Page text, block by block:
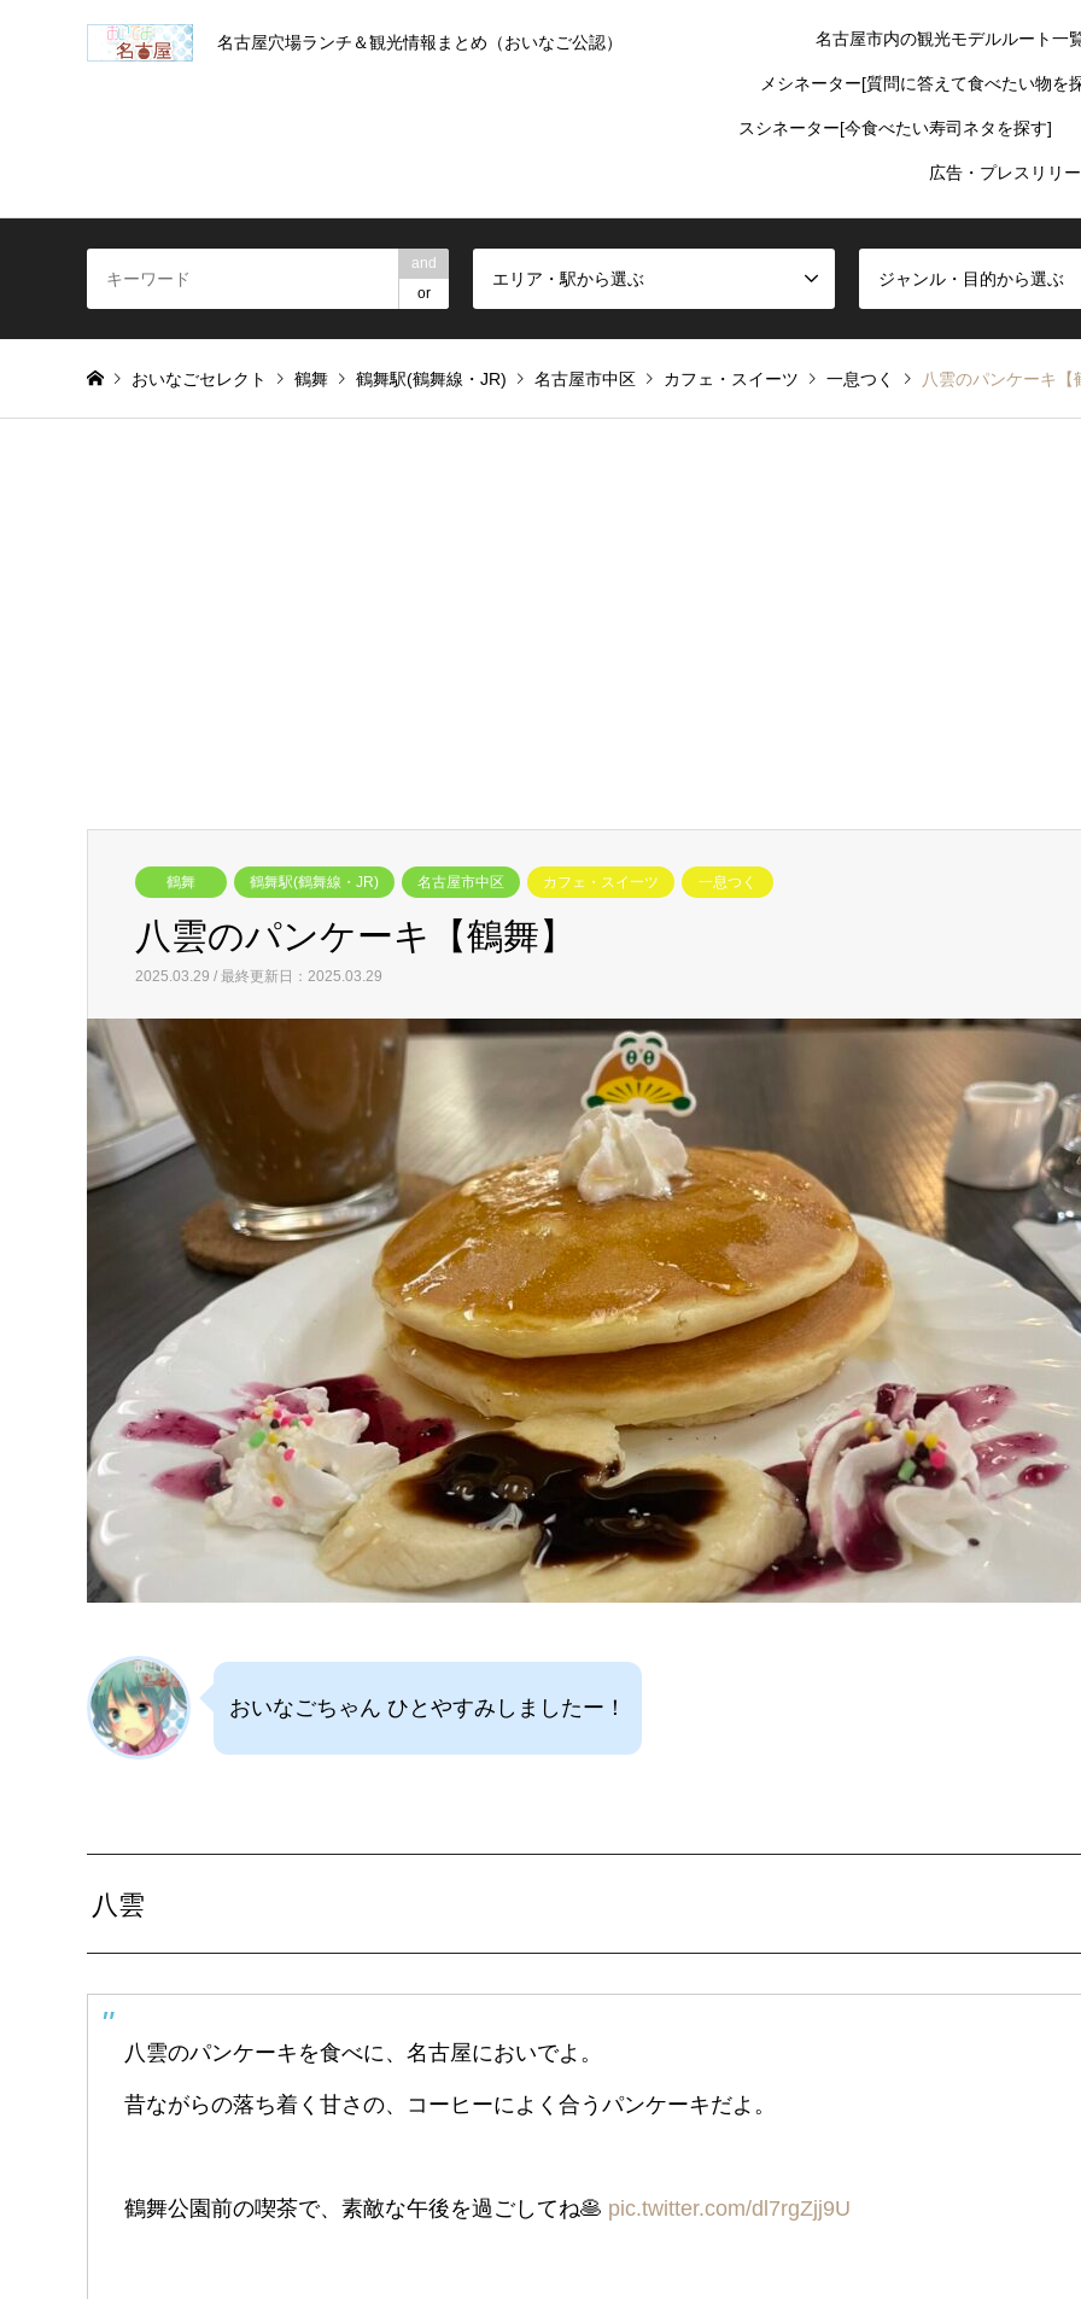
名古屋穴場ランチ＆観光情報まとめ（おいなご公認） 名古屋市内の観光モデルルート一
メシネーター[質問に答えて食べたい物を
スシネーター[今食べたい寿司ネタを探す]
広告・プレスリリ
and
or
エリア・駅から選ぶ ジャンル・目的から選ぶ
おいなごセレクト 鶴舞 鶴舞駅(鶴舞線・JR) 名古屋市中区 カフェ・スイーツ 一息つく 八雲のパンケーキ【
鶴舞 鶴舞駅(鶴舞線・JR) 名古屋市中区 カフェ・スイーツ 一息つく
八雲のパンケーキ【鶴舞】
2025.03.29 / 最終更新日：2025.03.29
おいなごちゃん ひとやすみしましたー！
八雲
八雲のパンケーキを食べに、名古屋においでよ。
昔ながらの落ち着く甘さの、コーヒーによく合うパンケーキだよ。
鶴舞公園前の喫茶で、素敵な午後を過ごしてね🥞 pic.twitter.com/dl7rgZjj9U